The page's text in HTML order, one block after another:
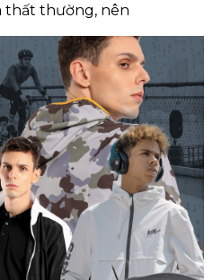
thất thường, nên